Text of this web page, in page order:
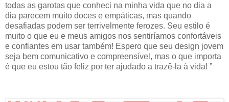
todas as garotas que conheci na minha vida que no dia a
dia parecem muito doces e empáticas, mas quando
desafiadas podem ser terrivelmente ferozes. Seu estilo é
muito o que eu e meus amigos nos sentiríamos confortáveis ​​
e confiantes em usar também! Espero que seu design jovem
seja bem comunicativo e compreensível, mas o que importa
é que eu estou tão feliz por ter ajudado a trazê-la à vida! ”